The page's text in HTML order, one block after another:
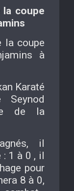
la coupe
la coupe
à
Karaté
de la
il
: 1 à 0 , il
pour
8 à 0,